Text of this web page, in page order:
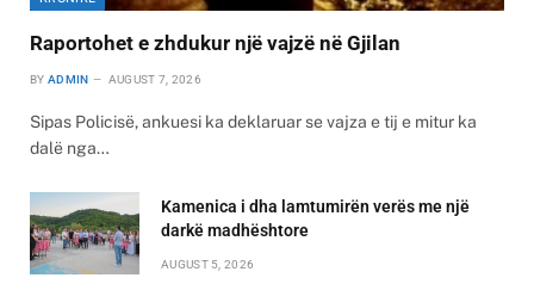
Raportohet e zhdukur një vajzë në Gjilan
BY ADMIN AUGUST 7, 2026
Sipas Policisë, ankuesi ka deklaruar se vajza e tij e mitur ka
dalë nga…
Kamenica i dha lamtumirën verës me një
darkë madhështore
AUGUST 5, 2026